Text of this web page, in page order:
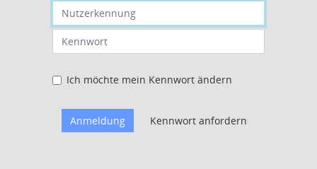
Nutzerkennung eingeben
Kennwort eingeben
Ich möchte mein Kennwort ändern